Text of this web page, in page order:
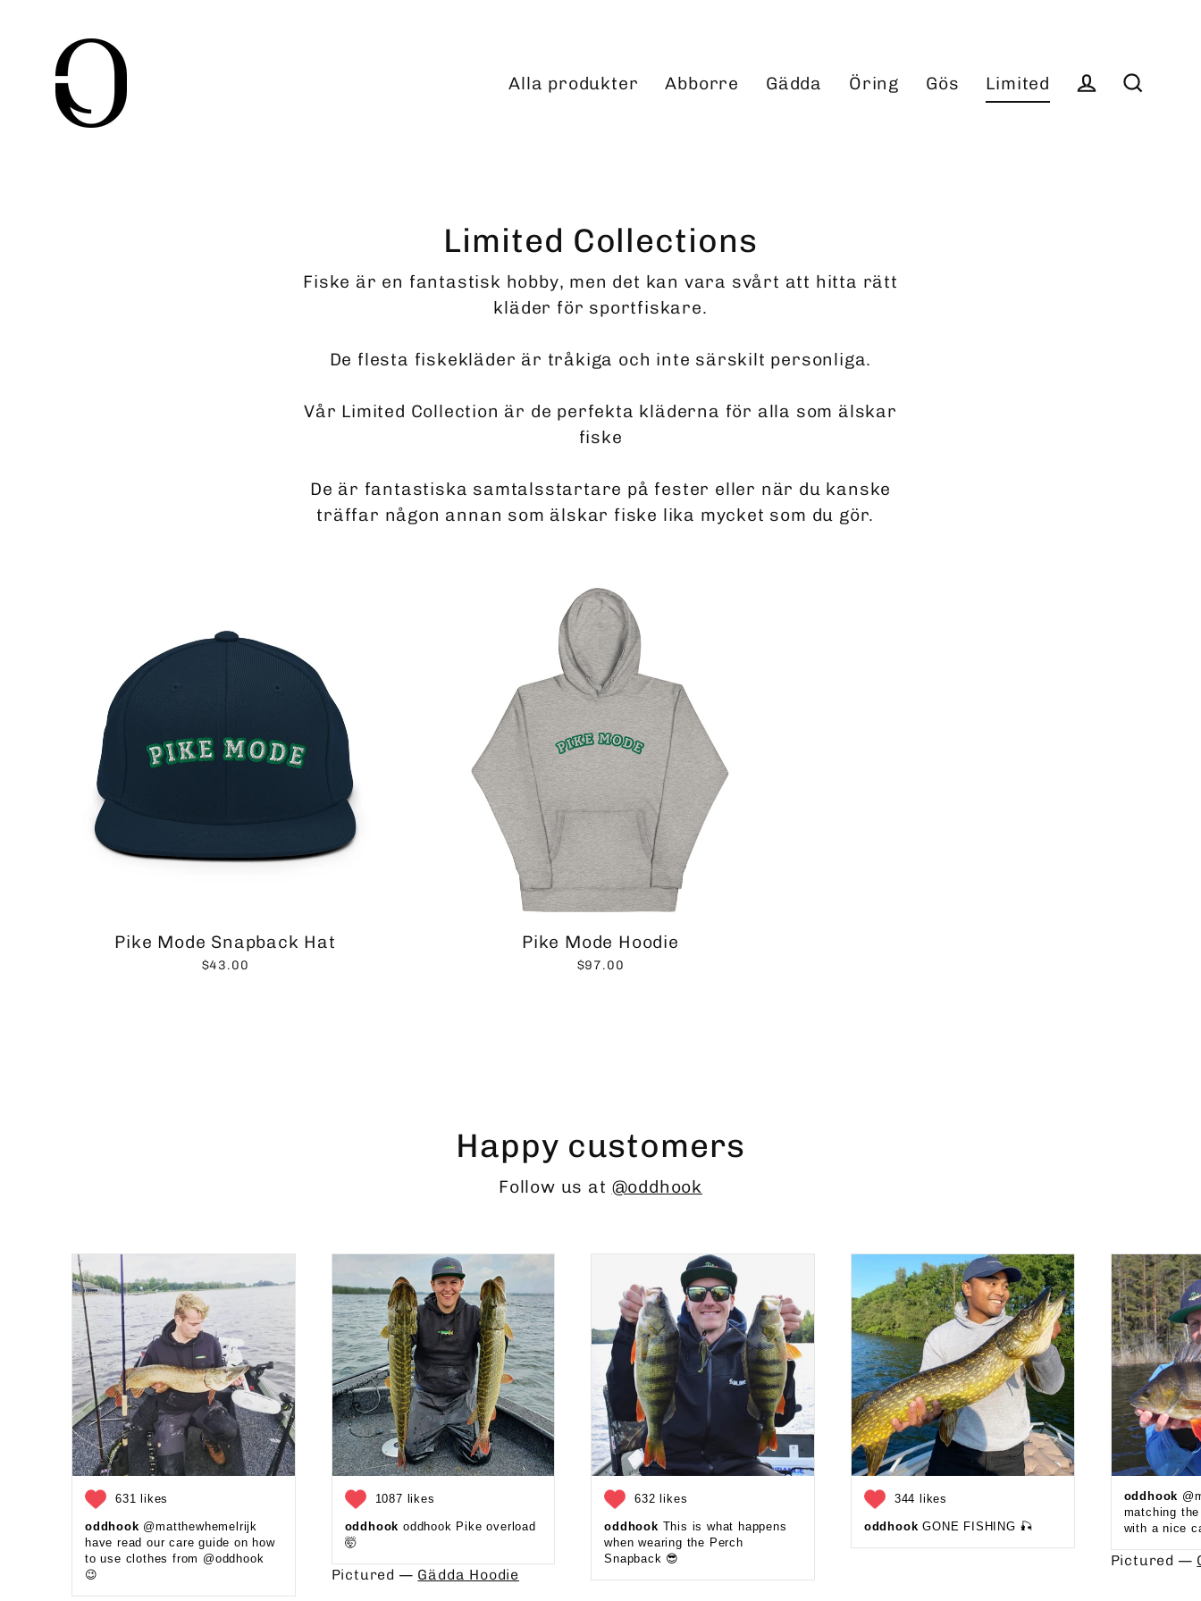
Alla produkter Abborre Gädda Öring Gös
Limited
Limited Collections
Fiske är en fantastisk hobby, men det kan vara svårt att hitta rätt
kläder för sportfiskare.
De flesta fiskekläder är tråkiga och inte särskilt personliga.
Vår Limited Collection är de perfekta kläderna för alla som älskar
fiske
De är fantastiska samtalsstartare på fester eller när du kanske
träffar någon annan som älskar fiske lika mycket som du gör.
Pike Mode Snapback Hat
$43.00
Pike Mode Hoodie
$97.00
Happy customers
Follow us at @oddhook
631 likes
oddhook @matthewhemelrijk
have read our care guide on how
to use clothes from @oddhook
😉⁠⁠ ⁠⁠
1087 likes
oddhook oddhook Pike overload
🤯⁠
Pictured — Gädda Hoodie
632 likes
oddhook This is what happens
when wearing the Perch
Snapback 😎⁠
344 likes
oddhook GONE FISHING 🎣 ⁠
oddhook
matching
with a nice
Pictured —